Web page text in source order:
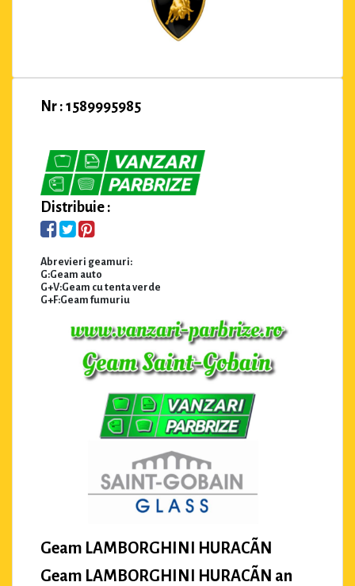
Nr : 1589995985
Distribuie :
Abrevieri geamuri:
G:Geam auto
G+V:Geam cu tenta verde
G+F:Geam fumuriu
Geam LAMBORGHINI HURACÃN
Geam LAMBORGHINI HURACÃN an